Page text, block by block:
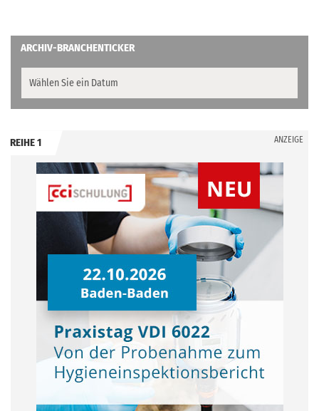
ARCHIV-BRANCHENTICKER
REIHE 1 ANZEIGE